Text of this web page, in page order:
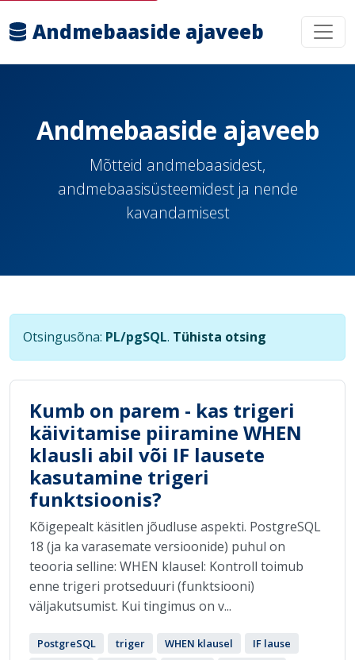
Andmebaaside ajaveeb
Andmebaaside ajaveeb
Mõtteid andmebaasidest,
andmebaasisüsteemidest ja nende
kavandamisest
Otsingusõna: PL/pgSQL. Tühista otsing
Kumb on parem - kas trigeri
käivitamise piiramine WHEN
klausli abil või IF lausete
kasutamine trigeri
funktsioonis?
Kõigepealt käsitlen jõudluse aspekti. PostgreSQL
18 (ja ka varasemate versioonide) puhul on
teooria selline: WHEN klausel: Kontroll toimub
enne trigeri protseduuri (funktsiooni)
väljakutsumist. Kui tingimus on v...
PostgreSQL triger WHEN klausel
IF lause